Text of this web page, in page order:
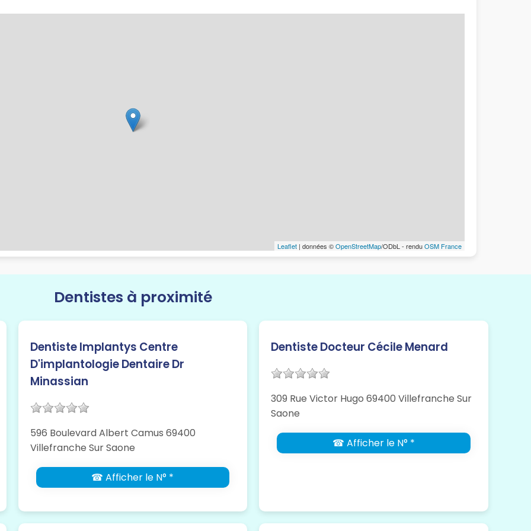
Leaflet | données ©OpenStreetMap/ODbL - renduOSM France
Dentistes à proximité
Dentiste Implantys Centre
D'implantologie Dentaire Dr
Minassian
596 Boulevard Albert Camus 69400
Villefranche Sur Saone
☎ Afficher le N° *
Dentiste Docteur Cécile Menard
309 Rue Victor Hugo 69400 Villefranche Sur
Saone
☎ Afficher le N° *